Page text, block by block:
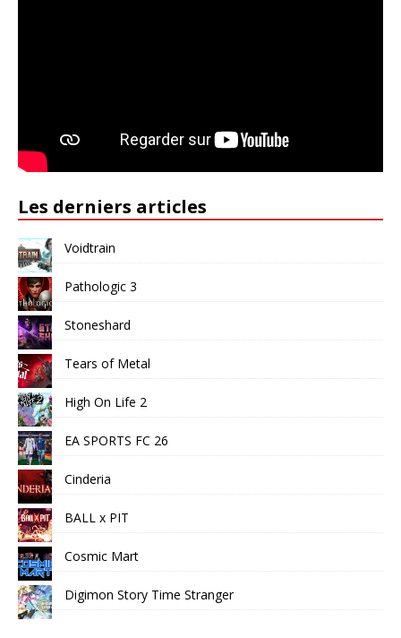
Les derniers articles
Voidtrain
Pathologic 3
Stoneshard
Tears of Metal
High On Life 2
EA SPORTS FC 26
Cinderia
BALL x PIT
Cosmic Mart
Digimon Story Time Stranger